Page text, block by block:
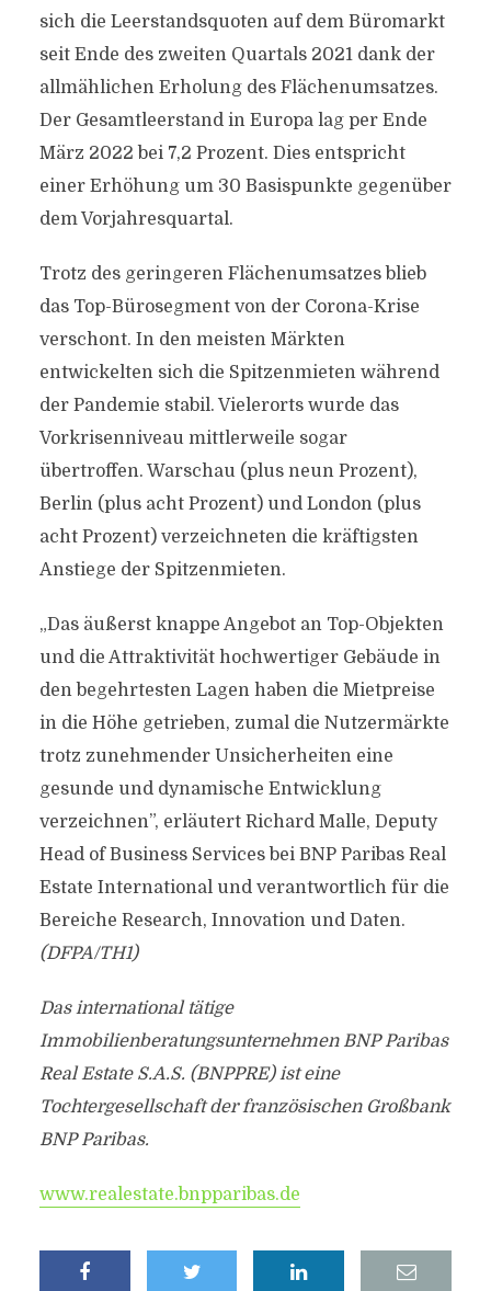
sich die Leerstandsquoten auf dem Büromarkt
seit Ende des zweiten Quartals 2021 dank der
allmählichen Erholung des Flächenumsatzes.
Der Gesamtleerstand in Europa lag per Ende
März 2022 bei 7,2 Prozent. Dies entspricht
einer Erhöhung um 30 Basispunkte gegenüber
dem Vorjahresquartal.
Trotz des geringeren Flächenumsatzes blieb
das Top-Bürosegment von der Corona-Krise
verschont. In den meisten Märkten
entwickelten sich die Spitzenmieten während
der Pandemie stabil. Vielerorts wurde das
Vorkrisenniveau mittlerweile sogar
übertroffen. Warschau (plus neun Prozent),
Berlin (plus acht Prozent) und London (plus
acht Prozent) verzeichneten die kräftigsten
Anstiege der Spitzenmieten.
„Das äußerst knappe Angebot an Top-Objekten
und die Attraktivität hochwertiger Gebäude in
den begehrtesten Lagen haben die Mietpreise
in die Höhe getrieben, zumal die Nutzermärkte
trotz zunehmender Unsicherheiten eine
gesunde und dynamische Entwicklung
verzeichnen”, erläutert Richard Malle, Deputy
Head of Business Services bei BNP Paribas Real
Estate International und verantwortlich für die
Bereiche Research, Innovation und Daten.
(DFPA/TH1)
Das international tätige
Immobilienberatungsunternehmen BNP Paribas
Real Estate S.A.S. (BNPPRE) ist eine
Tochtergesellschaft der französischen Großbank
BNP Paribas.
www.realestate.bnpparibas.de